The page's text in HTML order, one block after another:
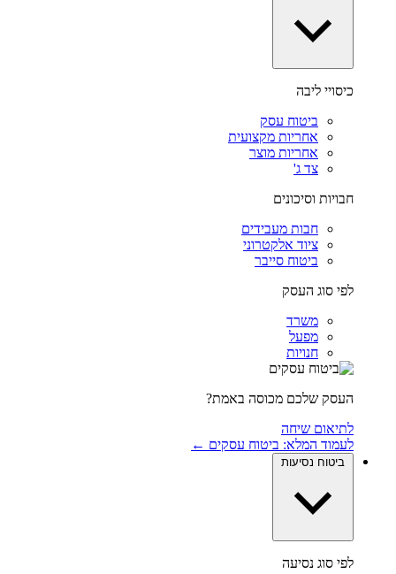
כיסויי ליבה
ביטוח עסק
אחריות מקצועית
אחריות מוצר
צד ג'
חבויות וסיכונים
חבות מעבידים
ציוד אלקטרוני
ביטוח סייבר
לפי סוג העסק
משרד
מפעל
חנויות
העסק שלכם מכוסה באמת?
לתיאום שיחה
לעמוד המלא: ביטוח עסקים ←
ביטוח נסיעות
לפי סוג נסיעה